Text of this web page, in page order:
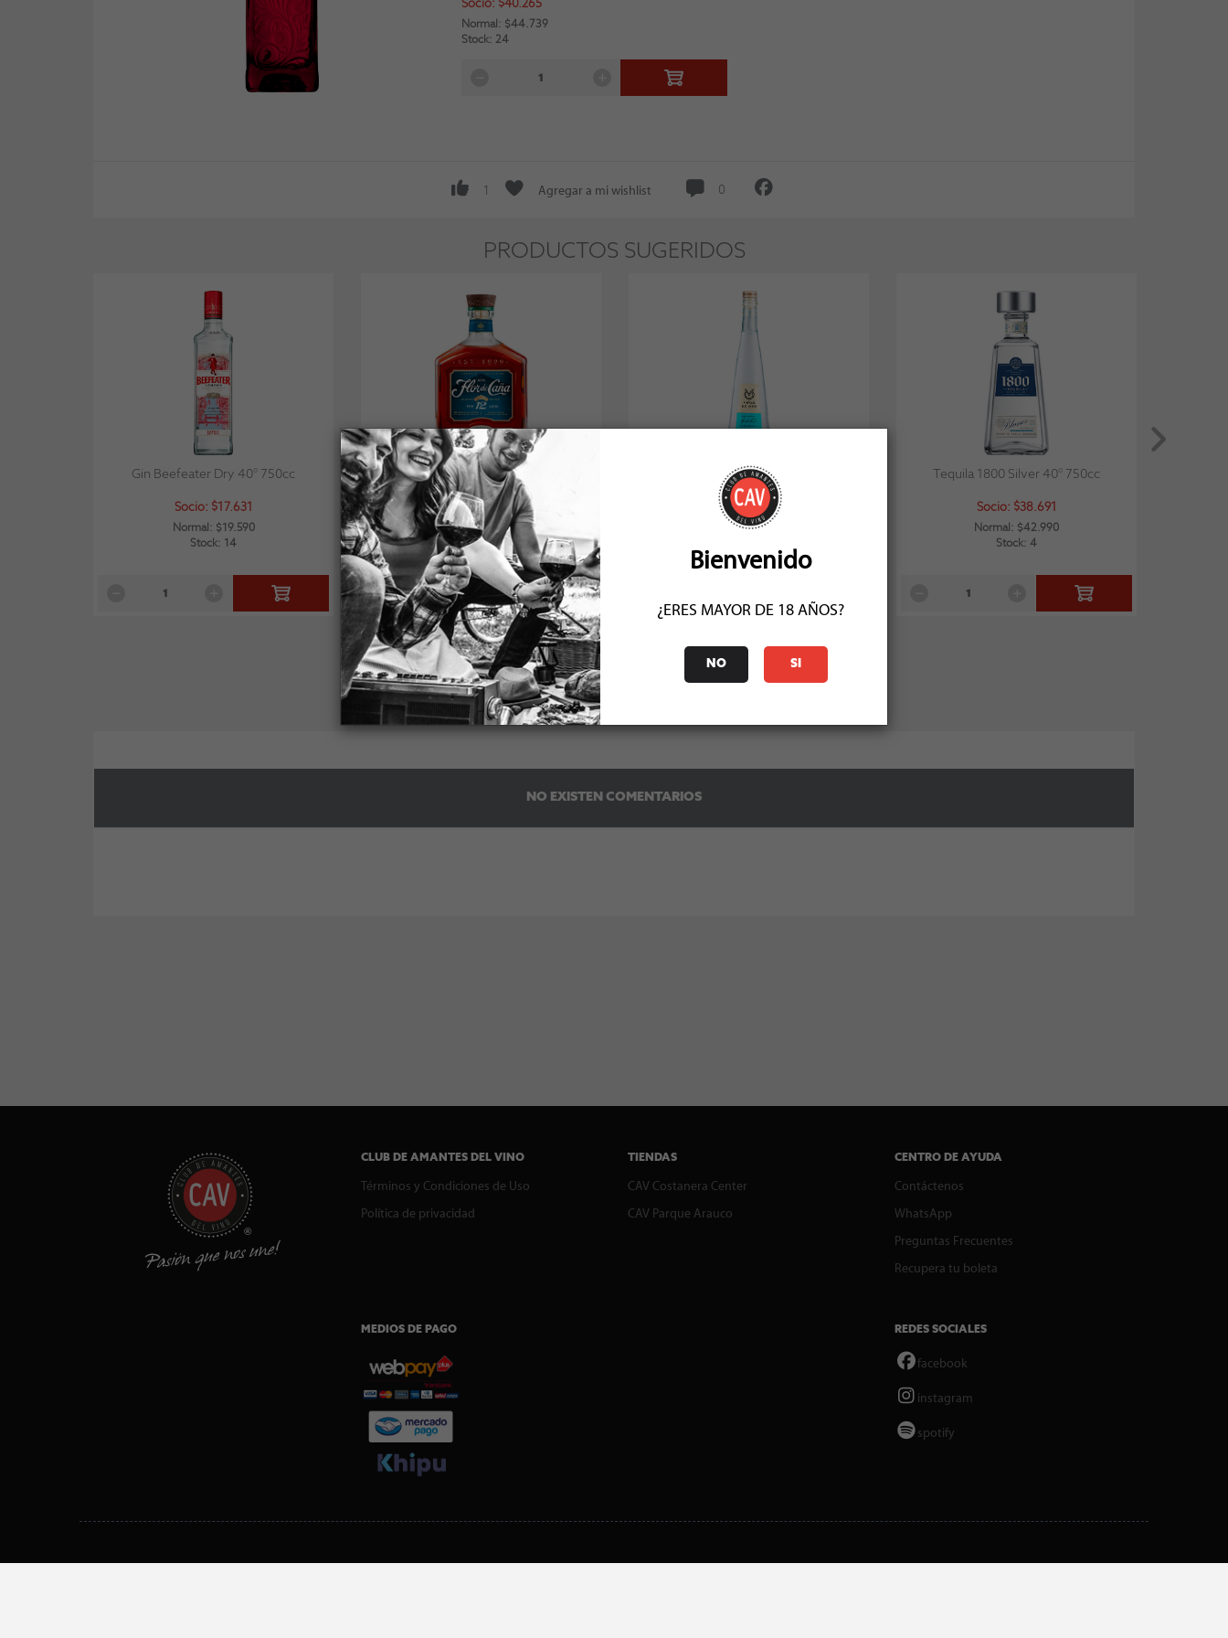
Socio: $40.265
Normal: $44.739
Stock: 24
1 Agregar a mi wishlist 0
PRODUCTOS SUGERIDOS
Gin Beefeater Dry 40° 750cc
Socio: $17.631
Normal: $19.590
Stock: 14
Ron Flor De Caña 12 Años Centenario
750cc
Socio: $25.731
Normal: $28.590
Stock: 6
Viñas De Oro Destilado De Uva
Acholado
Socio: $22.293
Normal: $24.770
Tequila 1800 Silver 40° 750cc
Socio: $38.691
Normal: $42.990
Stock: 4
COMENTARIOS (0)
NO EXISTEN COMENTARIOS
Bienvenido
¿ERES MAYOR DE 18 AÑOS?
NO SI
CLUB DE AMANTES DEL VINO
Términos y Condiciones de Uso
Política de privacidad
TIENDAS
CAV Costanera Center
CAV Parque Arauco
CENTRO DE AYUDA
Contáctenos
WhatsApp
Preguntas Frecuentes
Recupera tu boleta
REDES SOCIALES
facebook
instagram
spotify
MEDIOS DE PAGO